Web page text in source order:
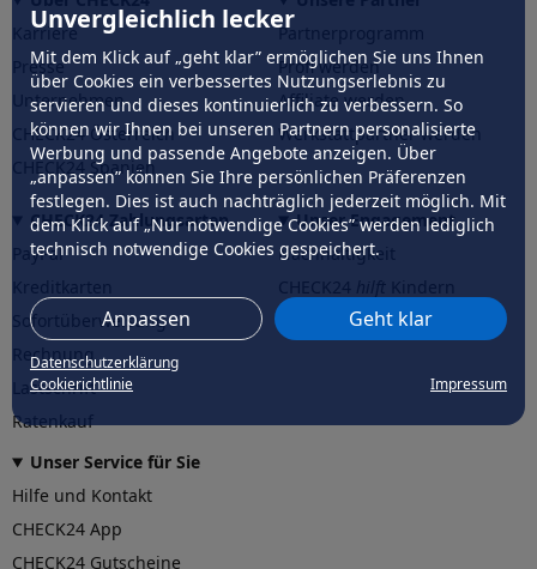
Unvergleichlich lecker
Mit dem Klick auf „geht klar” ermöglichen Sie uns Ihnen
über Cookies ein verbessertes Nutzungserlebnis zu
servieren und dieses kontinuierlich zu verbessern. So
können wir Ihnen bei unseren Partnern personalisierte
Werbung und passende Angebote anzeigen. Über
„anpassen” können Sie Ihre persönlichen Präferenzen
festlegen. Dies ist auch nachträglich jederzeit möglich. Mit
dem Klick auf „Nur notwendige Cookies” werden lediglich
technisch notwendige Cookies gespeichert.
Anpassen Geht klar
Datenschutzerklärung
Cookierichtlinie
Impressum
Karriere
Presse
Unternehmen
CHECK24 Österreich
CHECK24 Spanien
Partnerprogramm
Profi werden
Affiliate werden
Werkstattpartner werden
CHECK24 Zahlungsarten
PayPal
Sofortüberweisung
Rechnung
Lastschrift
Ratenkauf
Unser Engagement
Nachhaltigkeit
CHECK24hilftder Natur
Unser Service für Sie
Hilfe und Kontakt
CHECK24 App
CHECK24 Gutscheine